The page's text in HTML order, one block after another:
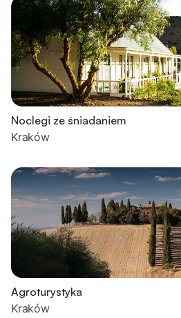
Noclegi ze śniadaniem
Kraków
Agroturystyka
Kraków